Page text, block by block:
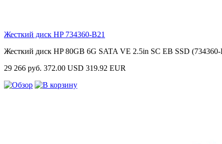
Жесткий диск HP 734360-B21
Жесткий диск HP 80GB 6G SATA VE 2.5in SC EB SSD
29 266 руб. 372.00 USD 319.92 EUR